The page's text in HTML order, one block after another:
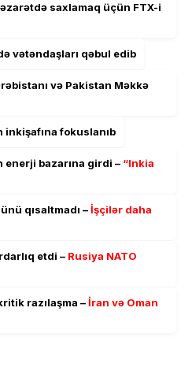
saxlamaq üçün FTX-i
vətəndaşları qəbul edib
və Pakistan Məkkə
inkişafına fokuslanıb
enerji bazarına girdi – “Inkia
qısaltmadı –İşçilər daha
etdi – Rusiya NATO
razılaşma –İran və Oman